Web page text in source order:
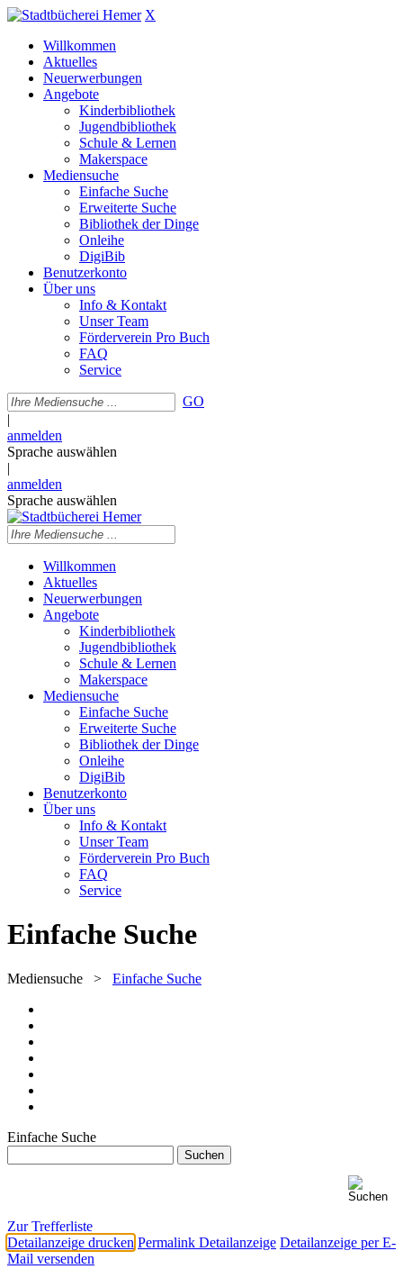
X
Willkommen
Aktuelles
Neuerwerbungen
Angebote
Kinderbibliothek
Jugendbibliothek
Schule & Lernen
Makerspace
Mediensuche
Einfache Suche
Erweiterte Suche
Bibliothek der Dinge
Onleihe
DigiBib
Benutzerkonto
Über uns
Info & Kontakt
Unser Team
Förderverein Pro Buch
FAQ
Service
GO
|
anmelden
Sprache auswählen
|
anmelden
Sprache auswählen
Willkommen
Aktuelles
Neuerwerbungen
Angebote
Kinderbibliothek
Jugendbibliothek
Schule & Lernen
Makerspace
Mediensuche
Einfache Suche
Erweiterte Suche
Bibliothek der Dinge
Onleihe
DigiBib
Benutzerkonto
Über uns
Info & Kontakt
Unser Team
Förderverein Pro Buch
FAQ
Service
Einfache Suche
Mediensuche > Einfache Suche
Einfache Suche
Zur Trefferliste
Detailanzeige drucken Permalink Detailanzeige Detailanzeige per E-
Mail versenden